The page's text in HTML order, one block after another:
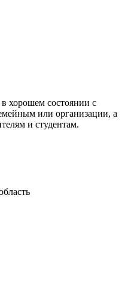
хорошем состоянии с
или организации, а
и студентам.